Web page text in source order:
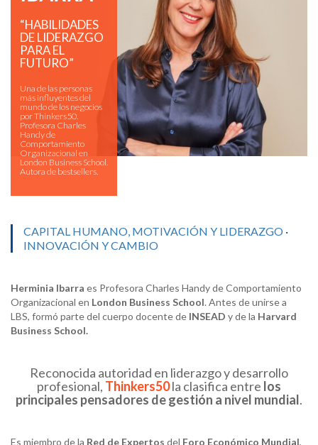
“HABILIDADES
DE LIDERAZGO
PARA EL
FUTURO”
Una de las personas
más influyentes del
mundo de los negocios
por Thinkers50.
Profesora Charles
Handy de
Comportamiento
Organizacional en
London Business School.
Autora de bestsellers.
CAPITAL HUMANO, MOTIVACIÓN Y LIDERAZGO ·
INNOVACIÓN Y CAMBIO
Herminia Ibarra es Profesora Charles Handy de Comportamiento
Organizacional en London Business School. Antes de unirse a
LBS, formó parte del cuerpo docente de INSEAD y de la Harvard
Business School.
Reconocida autoridad en liderazgo y desarrollo
profesional, Thinkers50la clasifica entre los
principales pensadores de gestión a nivel mundial.
Es miembro de la Red de Expertos del Foro Económico Mundial,